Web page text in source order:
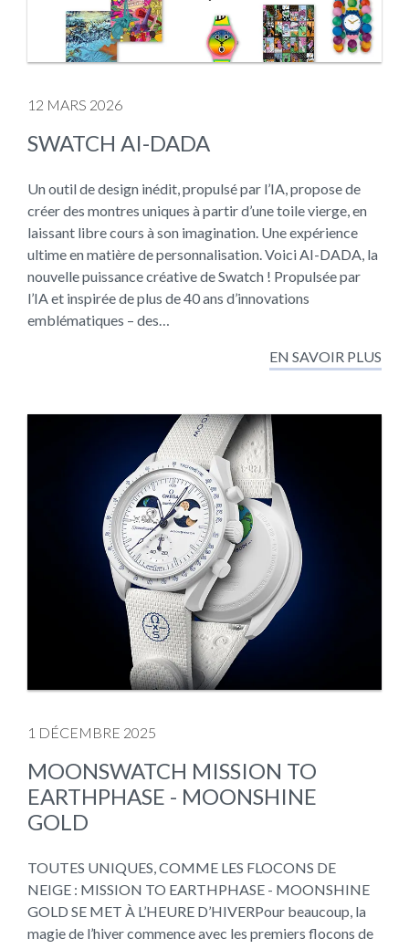
12 MARS 2026
SWATCH AI-DADA
Un outil de design inédit, propulsé par l’IA, propose de
créer des montres uniques à partir d’une toile vierge, en
laissant libre cours à son imagination. Une expérience
ultime en matière de personnalisation. Voici AI-DADA, la
nouvelle puissance créative de Swatch ! Propulsée par
l’IA et inspirée de plus de 40 ans d’innovations
emblématiques – des…
EN SAVOIR PLUS
1 DÉCEMBRE 2025
MOONSWATCH MISSION TO
EARTHPHASE - MOONSHINE
GOLD
TOUTES UNIQUES, COMME LES FLOCONS DE
NEIGE : MISSION TO EARTHPHASE - MOONSHINE
GOLD SE MET À L’HEURE D’HIVERPour beaucoup, la
magie de l’hiver commence avec les premiers flocons de